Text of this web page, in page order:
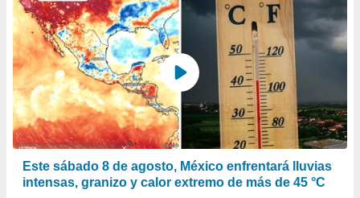
Este sábado 8 de agosto, México enfrentará lluvias
intensas, granizo y calor extremo de más de 45 °C